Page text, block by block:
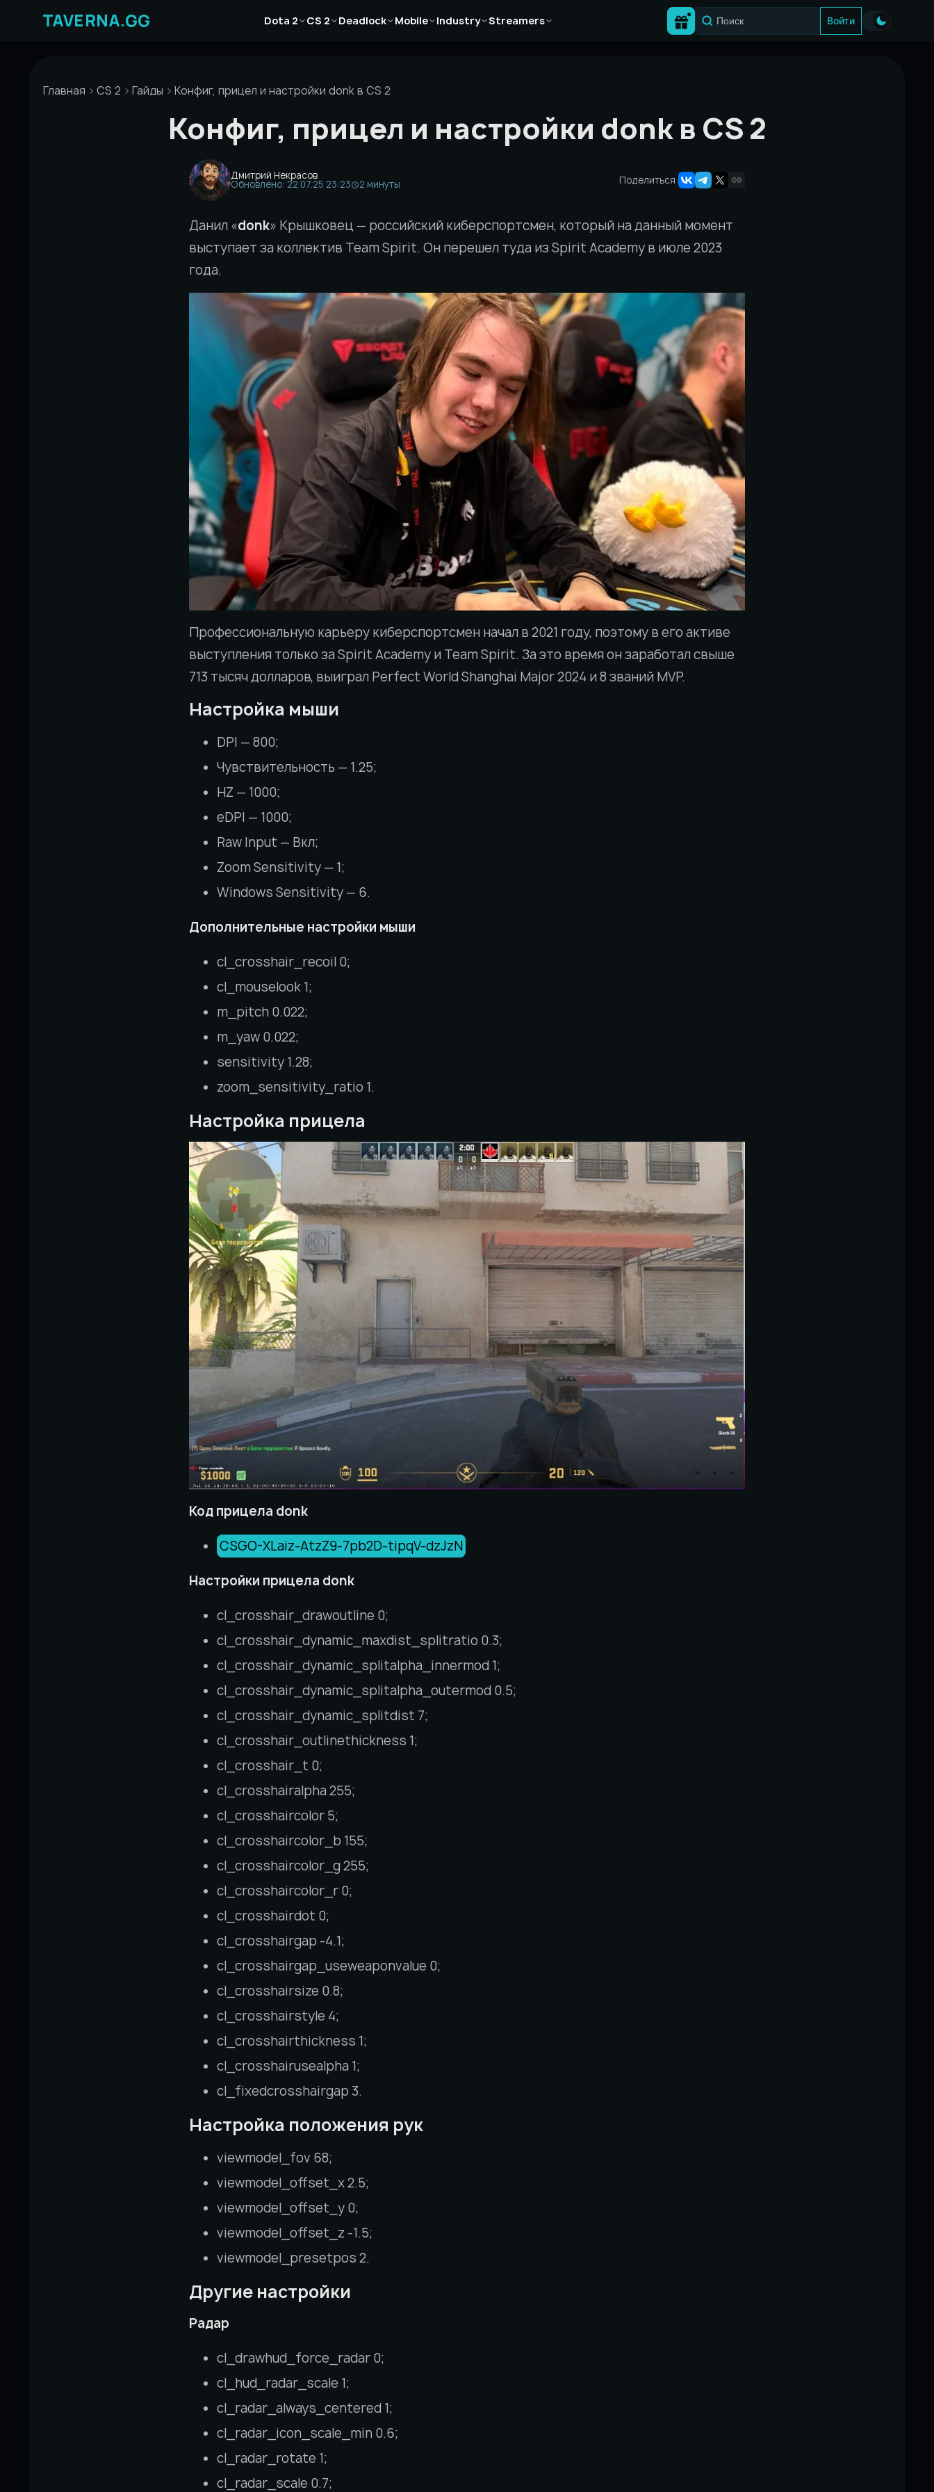
Dota 2
Статьи CS 2
СтатьиDeadlock
Статьи
Mobile
Статьи Industry
Статьи
Streamers
Статьи
Войти
Главная CS 2 Гайды Конфиг, прицел и настройки donk в CS 2
Конфиг, прицел и настройки donk в CS 2
Дмитрий Некрасов
Обновлено: 22.07.25 23:23 2 минуты Поделиться:
Данил «donk» Крышковец — российский киберспортсмен, который на данный момент
выступает за коллектив Team Spirit. Он перешел туда из Spirit Academy в июле 2023
года.
Профессиональную карьеру киберспортсмен начал в 2021 году, поэтому в его активе
выступления только за Spirit Academy и Team Spirit. За это время он заработал свыше
713 тысяч долларов, выиграл Perfect World Shanghai Major 2024 и 8 званий MVP.
Настройка мыши
DPI — 800;
Чувствительность — 1.25;
HZ — 1000;
eDPI — 1000;
Raw Input — Вкл;
Zoom Sensitivity — 1;
Windows Sensitivity — 6.
Дополнительные настройки мыши
cl_crosshair_recoil 0;
cl_mouselook 1;
m_pitch 0.022;
m_yaw 0.022;
sensitivity 1.28;
zoom_sensitivity_ratio 1.
Настройка прицела
Код прицела donk
CSGO-XLaiz-AtzZ9-7pb2D-tipqV-dzJzN
Настройки прицела donk
cl_crosshair_drawoutline 0;
cl_crosshair_dynamic_maxdist_splitratio 0.3;
cl_crosshair_dynamic_splitalpha_innermod 1;
cl_crosshair_dynamic_splitalpha_outermod 0.5;
cl_crosshair_dynamic_splitdist 7;
cl_crosshair_outlinethickness 1;
cl_crosshair_t 0;
cl_crosshairalpha 255;
cl_crosshaircolor 5;
cl_crosshaircolor_b 155;
cl_crosshaircolor_g 255;
cl_crosshaircolor_r 0;
cl_crosshairdot 0;
cl_crosshairgap -4.1;
cl_crosshairgap_useweaponvalue 0;
cl_crosshairsize 0.8;
cl_crosshairstyle 4;
cl_crosshairthickness 1;
cl_crosshairusealpha 1;
cl_fixedcrosshairgap 3.
Настройка положения рук
viewmodel_fov 68;
viewmodel_offset_x 2.5;
viewmodel_offset_y 0;
viewmodel_offset_z -1.5;
viewmodel_presetpos 2.
Другие настройки
Радар
cl_drawhud_force_radar 0;
cl_hud_radar_scale 1;
cl_radar_always_centered 1;
cl_radar_icon_scale_min 0.6;
cl_radar_rotate 1;
cl_radar_scale 0.7;